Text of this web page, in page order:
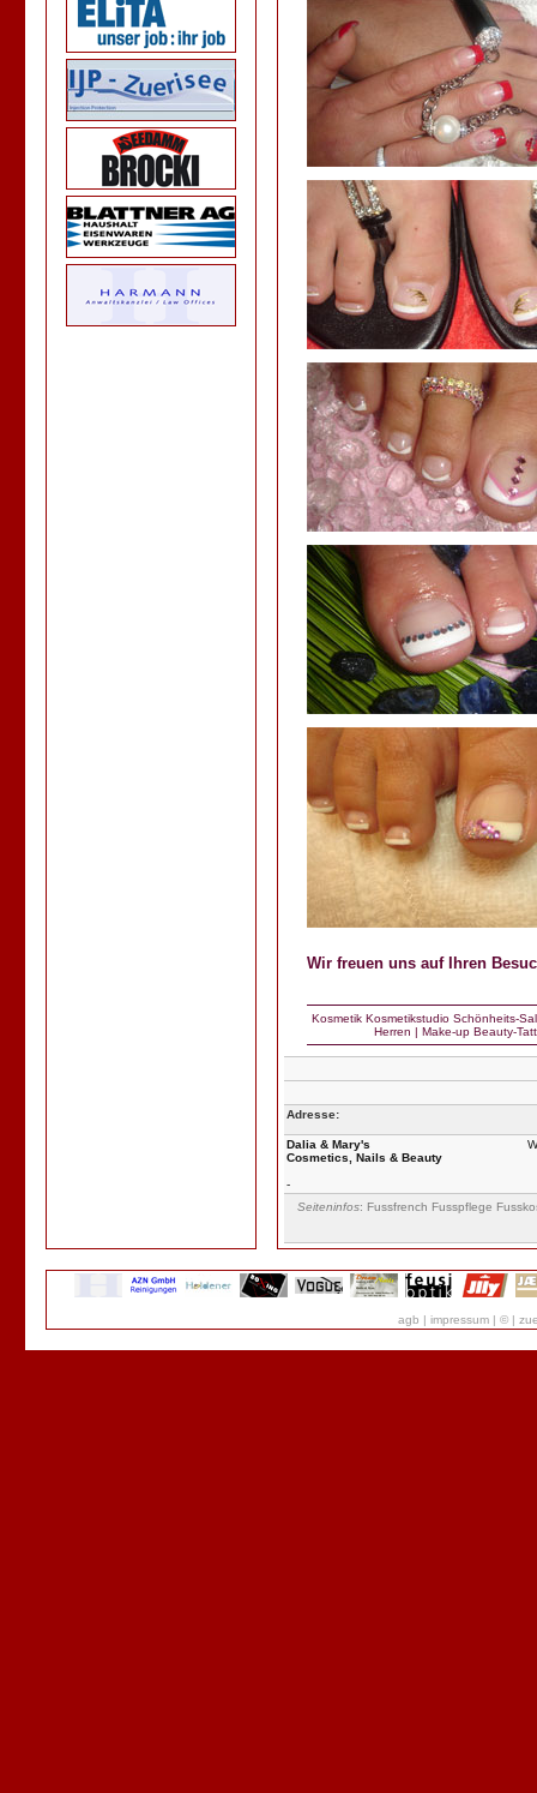
Wir freuen uns auf Ihren
Kosmetik Kosmetikstudio Schönheits-
Herren | Make-up Beauty-
Adresse:
Dalia & Mary's
Cosmetics, Nails & Beauty
-
Seiteninfos: Fussfrench Fusspflege
agb | impressum | © |